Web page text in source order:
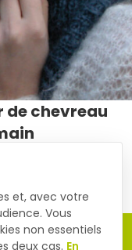
de chevreau
et, avec votre
Vous
non essentiels
deux cas. En